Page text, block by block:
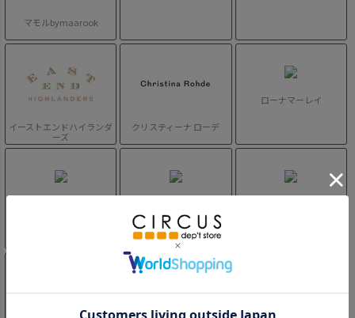
マモルbymaarook
イーストエンドハイランダ
ーズ
クリスティーナ ローデ
ローナマーレイ
チャンピオン キッズ ニードルワークス